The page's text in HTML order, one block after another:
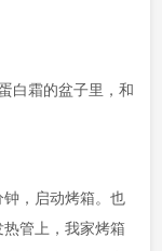
白霜的盆子里，和
，启动烤箱。也
管上，我家烤箱